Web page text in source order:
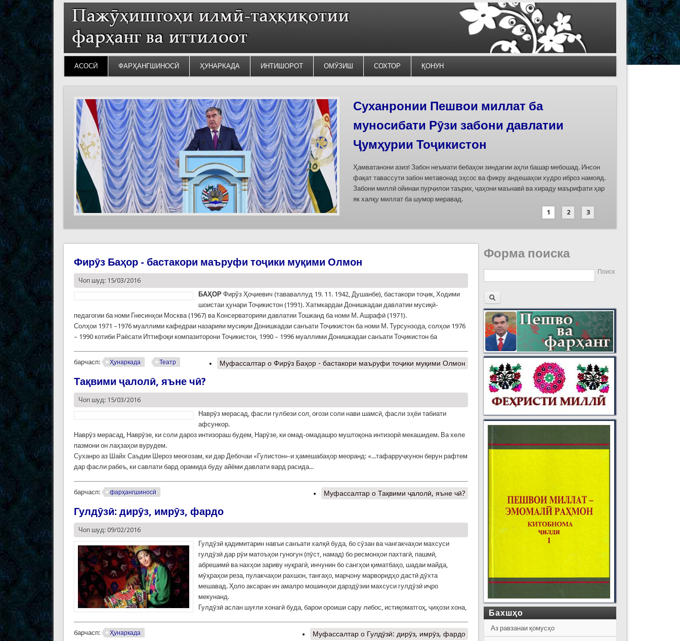
АСОСӢ ФАРҲАНГШИНОСӢ ҲУНАРКАДА ИНТИШОРОТ ОМӮЗИШ СОХТОР ҚОНУН
Силсилаи ёдгориҳои роҳи абрешим
барои сабт дар феҳристи ЮНЕСКО
омода мешаванд
Дар бахшҳои семинар вазъи омодасозии ҳуҷҷатҳои номинатсияҳои муштараки
кишварҳои Осиёи Марказӣ, аз он ҷумла номинатсияи “Роҳи абрешим: гузаргоҳи
минтақавии Фарғона-Сирдарё», ки аз ҷониби ҷумҳуриҳои Қазоқистон, Қирғизистон,
Тоҷикистон ва Ўзбекистон пешниҳод хоҳад шуд
1
2 3
Фирӯз Баҳор - бастакори маъруфи тоҷики муқими Олмон
Чоп шуд: 15/03/2016
БАҲОРФирўз Ҳоҷиевич (тававаллуд 19. 11. 1942, Душанбе), бастакори тоҷик, Ходими
шоистаи ҳунари Тоҷикистон (1991). Хатмкардаи Донишкадаи давлатии мусиқӣ-
педагогии ба номи Гнесинҳои Москва (1967) ва Консерваторияи давлатии Тошканд ба номи М. Ашрафӣ (1971).
Солҳои 1971 –1976 муаллими кафедраи назарияи мусиқии Донишкадаи санъати Тоҷикистон ба номи М. Турсунзода, солҳои 1976
– 1990 котиби Раёсати Иттифоқи компазиторони Тоҷикистон, 1990 – 1996 муаллими Донишкадаи санъати Тоҷикистон ба
барчасп: Ҳунаркада Театр Муфассалтар о Фирӯз Баҳор - бастакори маъруфи тоҷики муқими Олмон
Тақвими ҷалолӣ, яъне чӣ?
Чоп шуд: 15/03/2016
Наврӯз мерасад, фасли гулбези сол, оғози соли нави шамсӣ, фасли эҳёи табиати
афсункор.
Наврӯз мерасад, Наврӯзе, ки соли дароз интизораш будем, Нарӯзе, ки омад-омадашро муштоқона интизорӣ мекашидем. Ва хеле
пазмони он лаҳзаҳои вурудем.
Суханро аз Шайх Саъдии Шероз меоғозам, ки дар Дебочаи «Гулистон»-и ҳамешабаҳор меоранд: «...тафарруҷкунон берун рафтем
дар фасли рабеъ, ки савлати бард орамида буду айёми давлати вард расида...
барчасп: фарҳангшиносӣ Муфассалтар о Тақвими ҷалолӣ, яъне чӣ?
Гулдӯзӣ: дирӯз, имрӯз, фардо
Чоп шуд: 09/02/2016
Гулдӯзӣ қадимитарин навъи санъати халқӣ буда, бо сӯзан ва чангакчаҳои махсуси
гулдӯзӣ дар рӯи матоъҳои гуногун (пӯст, намад) бо ресмонҳои пахтагӣ, пашмӣ,
абрешимӣ ва нахҳои зариву нуқрагӣ, инчунин бо сангҳои қиматбаҳо, шадаи майда,
мӯҳраҳои реза, пулакчаҳои рахшон, тангаҳо, марҷону марворидҳо дастӣ дӯхта
мешавад. Ҳоло аксаран ин амалро мошинҳои дарздӯзии махсуси гулдӯзӣ иҷро
мекунанд.
Гулдӯзӣ аслан шуғли хонагӣ буда, барои ороиши сару либос, истиқоматгоҳ, ҷиҳози хона,
барчасп: Ҳунаркада Муфассалтар о Гулдӯзӣ: дирӯз, имрӯз, фардо
Форма поиска
Поиск
Бахшҳо
Аз равзанаи қомусҳо